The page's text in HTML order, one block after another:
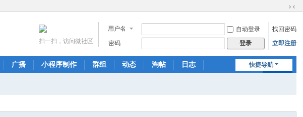
换
到
窄
用户名 自动登录
找回密码
密码
登录 立即注册
扫一扫，访问微社区
快捷导航
广播 小程序制作 群组 动态 淘帖
日志